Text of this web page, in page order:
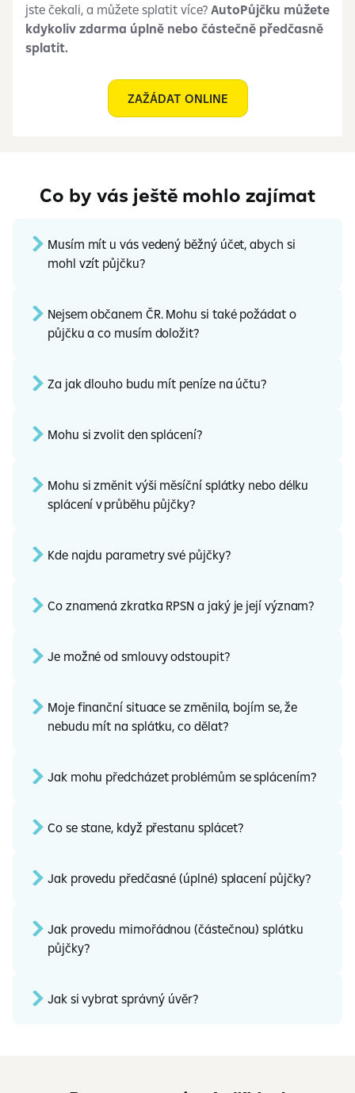
jste čekali, a můžete splatit více? AutoPůjčku můžete
kdykoliv zdarma úplně nebo částečně předčasně
splatit.
ZAŽÁDAT ONLINE
Co by vás ještě mohlo zajímat
Musím mít u vás vedený běžný účet, abych si
mohl vzít půjčku?
Nejsem občanem ČR. Mohu si také požádat o
půjčku a co musím doložit?
Za jak dlouho budu mít peníze na účtu?
Mohu si zvolit den splácení?
Mohu si změnit výši měsíční splátky nebo délku
splácení v průběhu půjčky?
Kde najdu parametry své půjčky?
Co znamená zkratka RPSN a jaký je její význam?
Je možné od smlouvy odstoupit?
Moje finanční situace se změnila, bojím se, že
nebudu mít na splátku, co dělat?
Jak mohu předcházet problémům se splácením?
Co se stane, když přestanu splácet?
Jak provedu předčasné (úplné) splacení půjčky?
Jak provedu mimořádnou (částečnou) splátku
půjčky?
Jak si vybrat správný úvěr?